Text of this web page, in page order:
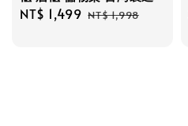
Sale
NT$ 1,499 Regular
NT$ 1,998